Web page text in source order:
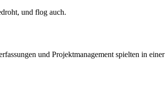
und flog auch.
und Projektmanagement spielten in